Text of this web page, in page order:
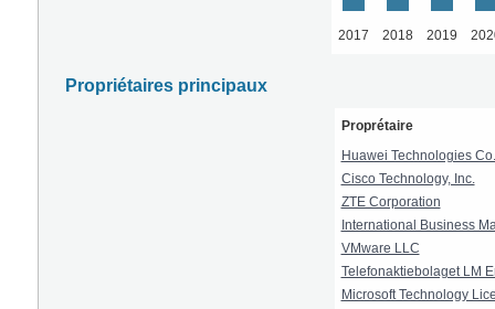
2017 2018 2019
Propriétaires principaux
Proprétaire
Huawei Technologies
Cisco Technology, Inc.
ZTE Corporation
International Business
VMware LLC
Telefonaktiebolaget LM
Microsoft Technology